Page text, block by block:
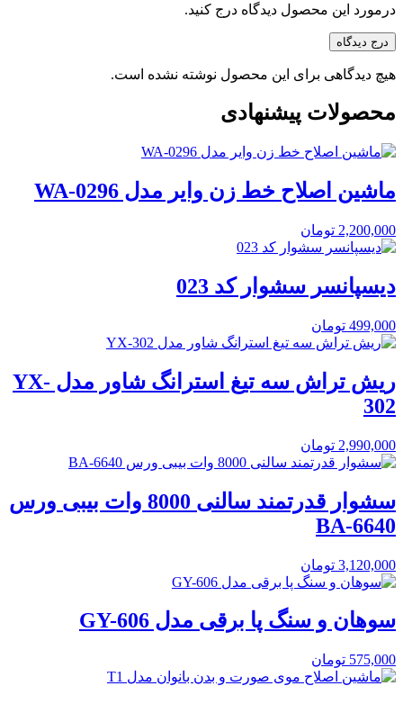
درمورد این محصول دیدگاه درج کنید.
درج دیدگاه
هیچ دیدگاهی برای این محصول نوشته نشده است.
محصولات پیشنهادی
ماشین اصلاح خط زن وایر مدل WA-0296
2,200,000 تومان
دیسپانسر سشوار کد 023
499,000 تومان
ریش تراش سه تیغ استرانگ شاور مدل YX-
302
2,990,000 تومان
سشوار قدرتمند سالنی 8000 وات بیبی ورس
BA-6640
3,120,000 تومان
سوهان و سنگ پا برقی مدل GY-606
575,000 تومان